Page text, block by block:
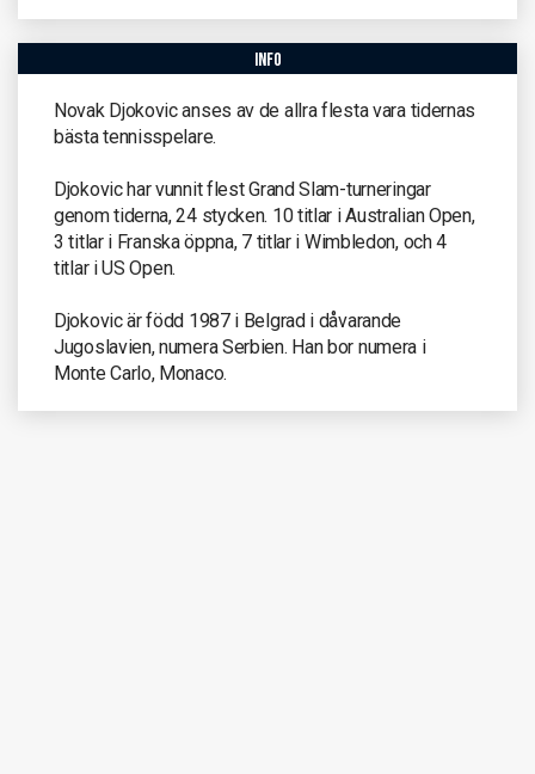
info
Novak Djokovic anses av de allra flesta vara tidernas
bästa tennisspelare.
Djokovic har vunnit flest Grand Slam-turneringar
genom tiderna, 24 stycken. 10 titlar i Australian Open,
3 titlar i Franska öppna, 7 titlar i Wimbledon, och 4
titlar i US Open.
Djokovic är född 1987 i Belgrad i dåvarande
Jugoslavien, numera Serbien. Han bor numera i
Monte Carlo, Monaco.